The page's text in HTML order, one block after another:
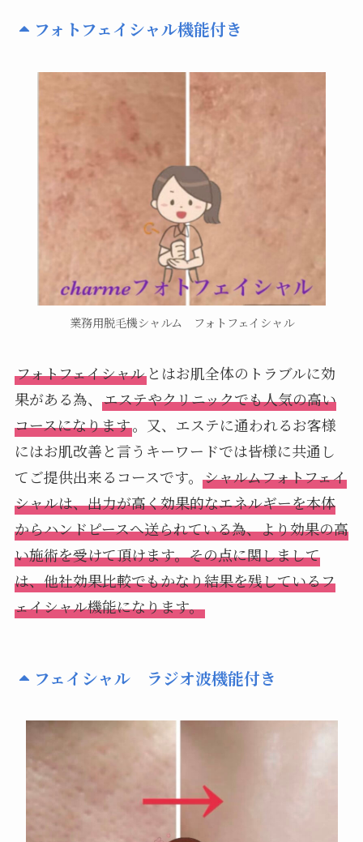
フォトフェイシャル機能付き
業務用脱毛機シャルム フォトフェイシャル
フォトフェイシャルとはお肌全体のトラブルに効
果がある為、 エステやクリニックでも人気の高い
コースになります。又、エステに通われるお客様
にはお肌改善と言うキーワードでは皆様に共通し
てご提供出来るコースです。 シャルムフォトフェイ
シャルは、出力が高く効果的なエネルギーを本体
からハンドピースへ送られている為、より効果の高
い施術を受けて頂けます。その点に関しまして
は、他社効果比較でもかなり結果を残しているフ
ェイシャル機能になります。
フェイシャル ラジオ波機能付き